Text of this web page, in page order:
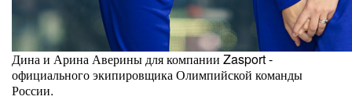
Дина и Арина Аверины для компании Zasport -
официального экипировщика Олимпийской команды
России.